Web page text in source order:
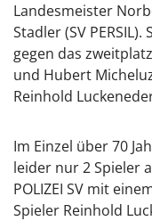
Landesmeister
Stadler (SV
gegen das
und Hubert
Reinhold
Im Einzel über 70
leider nur 2 Spieler
POLIZEI SV mit
Spieler Reinhold